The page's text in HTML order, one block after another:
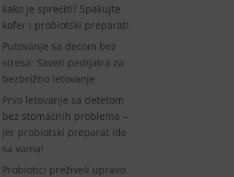
kako je sprečiti? Spakujte
kofer i probiotski preparat!
Putovanje sa decom bez
stresa: Saveti pedijatra za
bezbrižno letovanje
Prvo letovanje sa detetom
bez stomačnih problema –
jer probiotski preparat ide
sa vama!
Probiotici preživeli upravo